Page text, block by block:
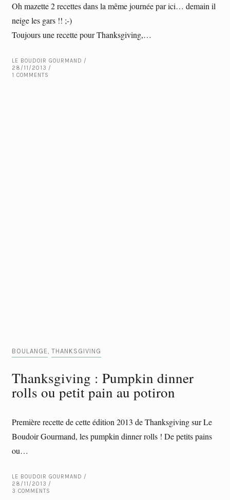
Oh mazette 2 recettes dans la même journée par ici… demain il
neige les gars !! ;-)
Toujours une recette pour Thanksgiving,…
LE BOUDOIR GOURMAND
28/11/2013
1 COMMENTS
BOULANGE, THANKSGIVING
Thanksgiving : Pumpkin dinner
rolls ou petit pain au potiron
Première recette de cette édition 2013 de Thanksgiving sur Le
Boudoir Gourmand, les pumpkin dinner rolls ! De petits pains
ou…
LE BOUDOIR GOURMAND
28/11/2013
3 COMMENTS